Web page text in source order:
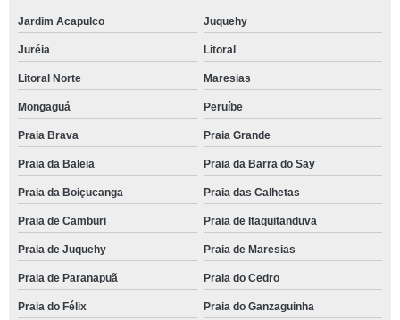
Jardim Acapulco Juquehy
Juréia Litoral
Litoral Norte Maresias
Mongaguá Peruíbe
Praia Brava Praia Grande
Praia da Baleia Praia da Barra do Say
Praia da Boiçucanga Praia das Calhetas
Praia de Camburi Praia de Itaquitanduva
Praia de Juquehy Praia de Maresias
Praia de Paranapuã Praia do Cedro
Praia do Félix Praia do Ganzaguinha